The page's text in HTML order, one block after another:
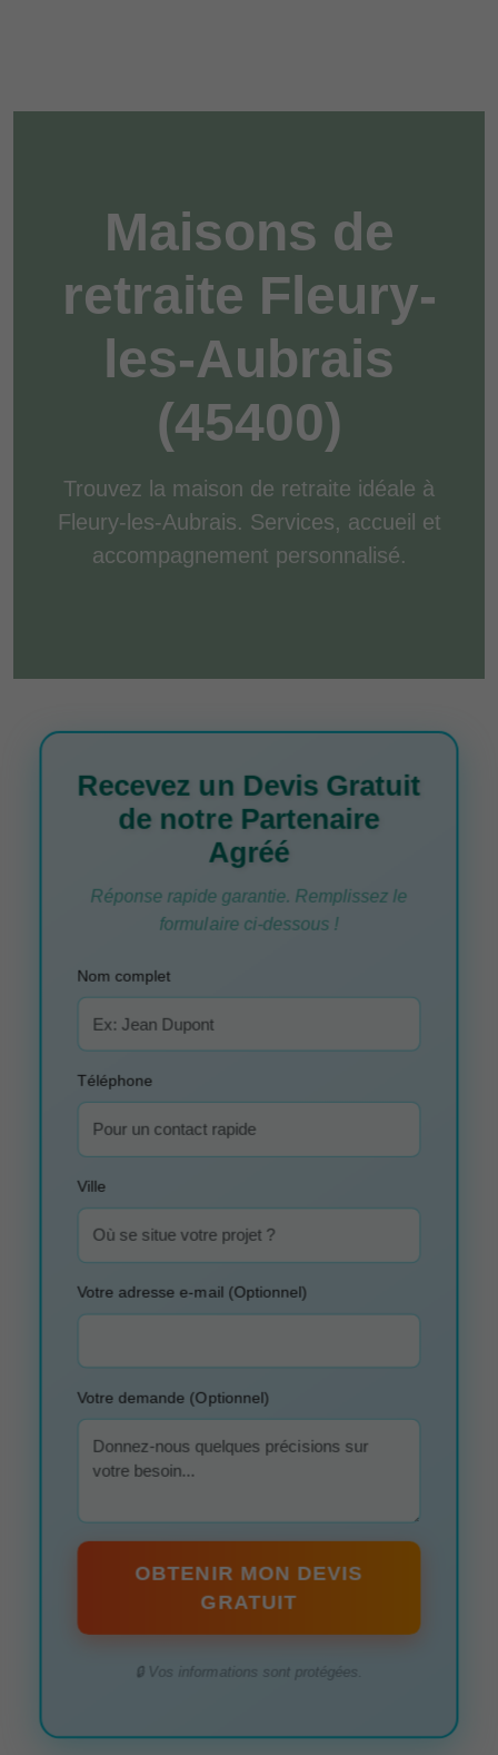
Maisons de
retraite Fleury-
les-Aubrais
(45400)
Trouvez la maison de retraite idéale à
Fleury-les-Aubrais. Services, accueil et
accompagnement personnalisé.
Recevez un Devis Gratuit
de notre Partenaire
Agréé
Réponse rapide garantie. Remplissez le
formulaire ci-dessous !
Nom complet
Téléphone
Ville
Votre adresse e-mail (Optionnel)
Votre demande (Optionnel)
OBTENIR MON DEVIS
GRATUIT
🔒 Vos informations sont protégées.